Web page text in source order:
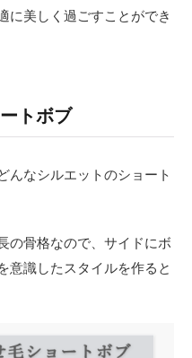
に美しく過ごすことができ
トボブ
んなシルエットのショート
の骨格なので、サイドにボ
意識したスタイルを作ると